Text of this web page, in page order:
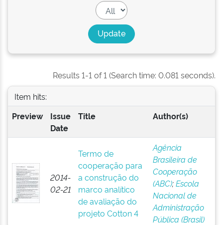
Results 1-1 of 1 (Search time: 0.081 seconds).
Item hits:
Preview
Issue
Date
Title Author(s)
2014-
02-21
Termo de
cooperação para
a construção do
marco analítico
de avaliação do
projeto Cotton 4
Agência
Brasileira de
Cooperação
(ABC);Escola
Nacional de
Administração
Pública (Brasil)